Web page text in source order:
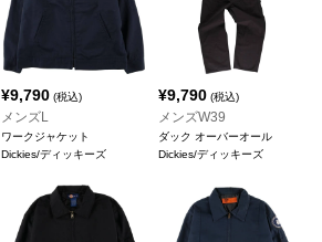
¥9,790(税込)
メンズL
ワークジャケット
Dickies/ディッキーズ
¥9,790 (税込)
メンズW39
ダック オーバーオール
Dickies/ディッキーズ